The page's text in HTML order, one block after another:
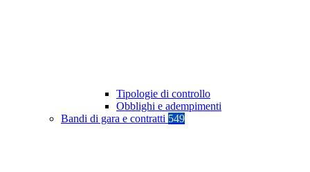
Tipologie di controllo
Obblighi e adempimenti
Bandi di gara e contratti 549